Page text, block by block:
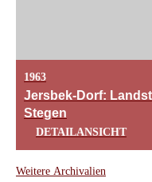
1963
Jersbek-Dorf:
Stegen
DETAILANSICHT
Weitere Archivalien